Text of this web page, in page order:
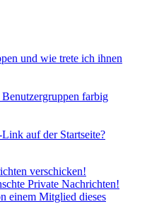
und wie trete ich ihnen
farbig
auf der Startseite?
verschicken!
Private Nachrichten!
einem Mitglied dieses